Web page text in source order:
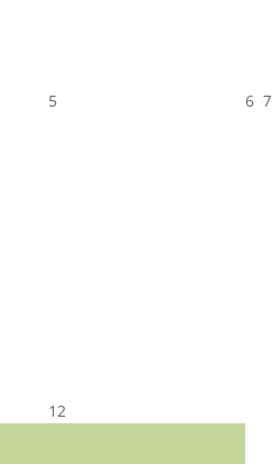
5 6 7
12